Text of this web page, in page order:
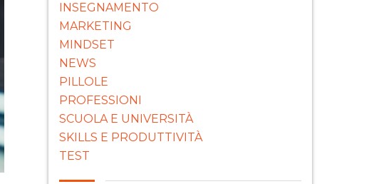
INSEGNAMENTO
MARKETING
MINDSET
NEWS
PILLOLE
PROFESSIONI
SCUOLA E UNIVERSITÀ
SKILLS E PRODUTTIVITÀ
TEST